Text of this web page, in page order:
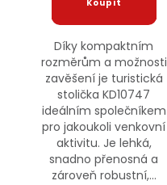
Díky kompaktním
rozměrům a možnosti
zavěšení je turistická
stolička KD10747
ideálním společníkem
pro jakoukoli venkovní
aktivitu. Je lehká,
snadno přenosná a
zároveň robustní,...